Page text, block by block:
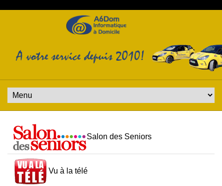
Salon des Seniors
Vu à la télé